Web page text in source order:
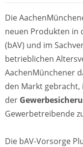
Die
neuen Produkten in
(bAV) und im
betrieblichen
AachenMünchener
den Markt
der
Gewerbetreibende
Die bAV-Vorsorge